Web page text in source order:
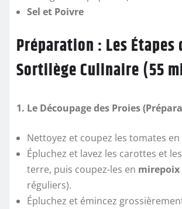
Sel et Poivre
Préparation : Les Étapes
Sortilège Culinaire (55
1. Le Découpage des Proies
Nettoyez et coupez les tomates
Épluchez et lavez les carottes et
terre, puis coupez-les en mirepoix
réguliers).
Épluchez et émincez